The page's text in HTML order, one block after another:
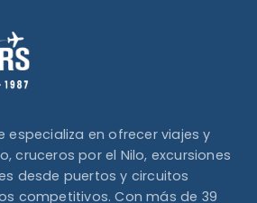
especializa en ofrecer viajes y
cruceros por el Nilo, excursiones
desde puertos y circuitos
competitivos. Con más de 39